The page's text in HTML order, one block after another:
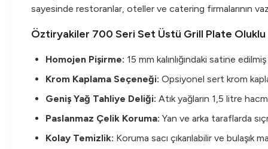
sayesinde restoranlar, oteller ve catering firmalarının
Öztiryakiler 700 Seri Set Üstü Grill Plate
Homojen Pişirme: 15 mm kalınlığındaki satine
Krom Kaplama Seçeneği: Opsiyonel sert krom
Geniş Yağ Tahliye Deliği: Atık yağların 1,5 litre
Paslanmaz Çelik Koruma: Yan ve arka taraflarda
Kolay Temizlik: Koruma sacı çıkarılabilir ve bulaşık